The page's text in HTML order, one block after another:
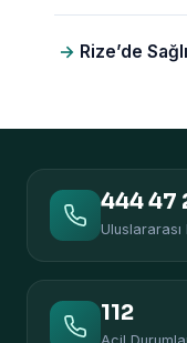
Rize’de
444 47
112